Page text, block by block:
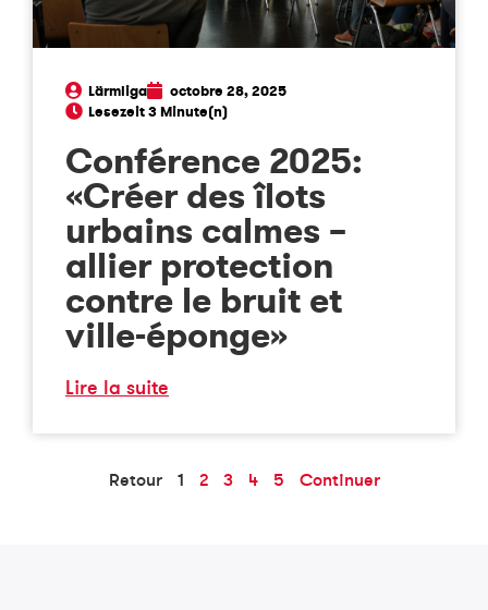
Lärmliga octobre 28, 2025
Conférence 2025:
«Créer des îlots
urbains calmes –
allier protection
contre le bruit et
ville-éponge»
Lire la suite
Retour 1 2 3 4 5 Continuer